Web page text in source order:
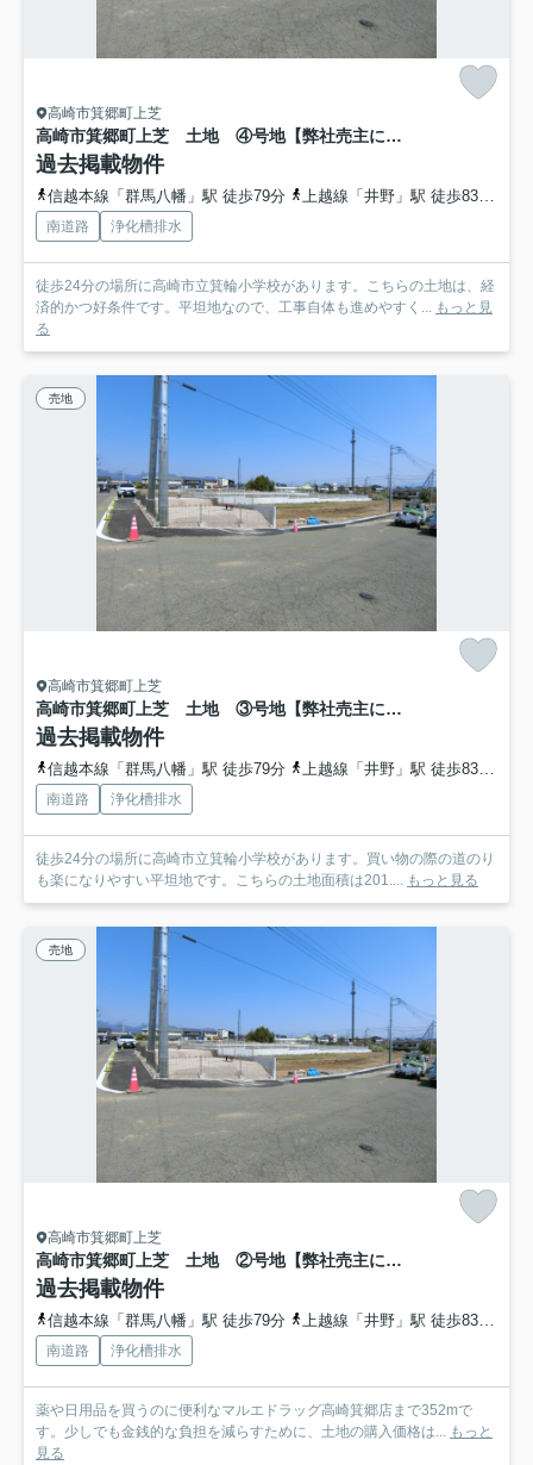
高崎市箕郷町上芝
高崎市箕郷町上芝 土地 ④号地【弊社売主につき仲介手数料不要】
過去掲載物件
信越本線「群馬八幡」駅 徒歩79分 上越線「井野」駅 徒歩83分
南道路 浄化槽排水
徒歩24分の場所に高崎市立箕輪小学校があります。こちらの土地は、経
済的かつ好条件です。平坦地なので、工事自体も進めやすく...
もっと見
る
売地
高崎市箕郷町上芝
高崎市箕郷町上芝 土地 ③号地【弊社売主につき仲介手数料不要】
過去掲載物件
信越本線「群馬八幡」駅 徒歩79分 上越線「井野」駅 徒歩83分
南道路 浄化槽排水
徒歩24分の場所に高崎市立箕輪小学校があります。買い物の際の道のり
も楽になりやすい平坦地です。こちらの土地面積は201....
もっと見る
売地
高崎市箕郷町上芝
高崎市箕郷町上芝 土地 ②号地【弊社売主につき仲介手数料不要】
過去掲載物件
信越本線「群馬八幡」駅 徒歩79分 上越線「井野」駅 徒歩83分
南道路 浄化槽排水
薬や日用品を買うのに便利なマルエドラッグ高崎箕郷店まで352mで
す。少しでも金銭的な負担を減らすために、土地の購入価格は...
もっと
見る